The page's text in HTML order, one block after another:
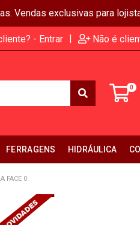
Vendas exclusivas para
- Entrar | Não é
0
FERRAGENS HIDRÁULICA
FACE 0